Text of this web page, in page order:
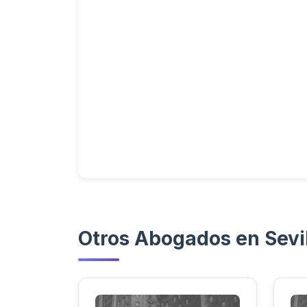
Otros Abogados en